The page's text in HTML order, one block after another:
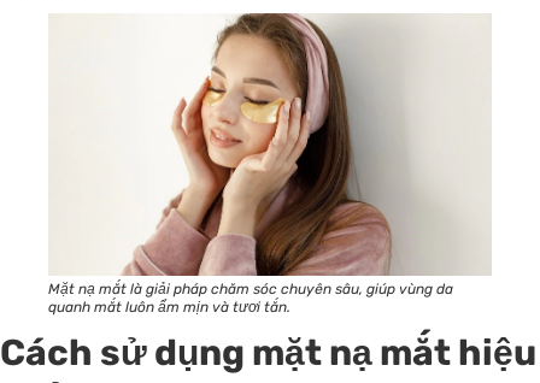
Mặt nạ mắt là giải pháp chăm sóc chuyên sâu, giúp vùng da
quanh mắt luôn ẩm mịn và tươi tắn.
Cách sử dụng mặt nạ mắt hiệu